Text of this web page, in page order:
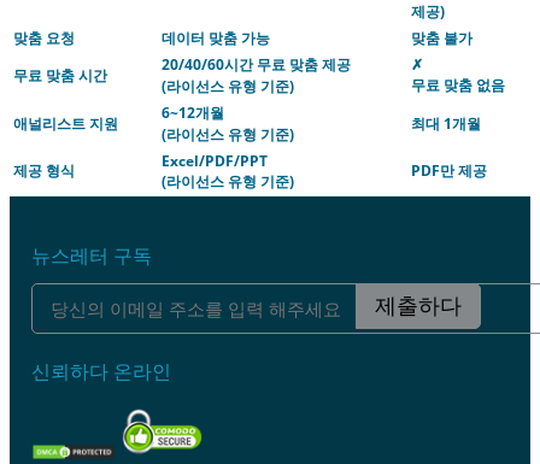
제공)
맞춤 요청
데이터 맞춤 가능
맞춤 불가
무료 맞춤 시간
20/40/60시간 무료 맞춤 제공
(라이선스 유형 기준)
✗
무료 맞춤 없음
애널리스트 지원
6~12개월
(라이선스 유형 기준)
최대 1개월
제공 형식
Excel/PDF/PPT
(라이선스 유형 기준)
PDF만 제공
뉴스레터 구독
제출하다
신뢰하다 온라인